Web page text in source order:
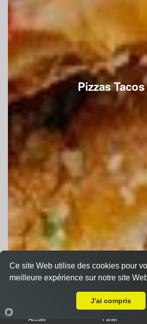
Pizzas Tacos
Accueil Panier
Ce site Web utilise des cookies pour
meilleure expérience sur notre site
J'ai compris